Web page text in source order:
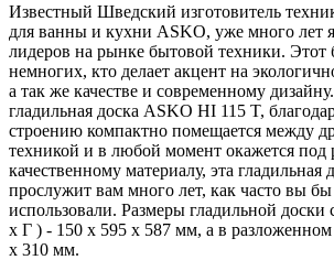
Известный Шведский изготовитель
для ванны и кухни ASKO, уже много лет
лидеров на рынке бытовой техники. Этот
немногих, кто делает акцент на
а так же качестве и современному
гладильная доска ASKO HI 115 T,
строению компактно помещается между
техникой и в любой момент окажется под
качественному материалу, эта гладильная
прослужит вам много лет, как часто вы бы
использовали. Размеры гладильной
х Г ) - 150 х 595 х 587 мм, а в
х 310 мм.